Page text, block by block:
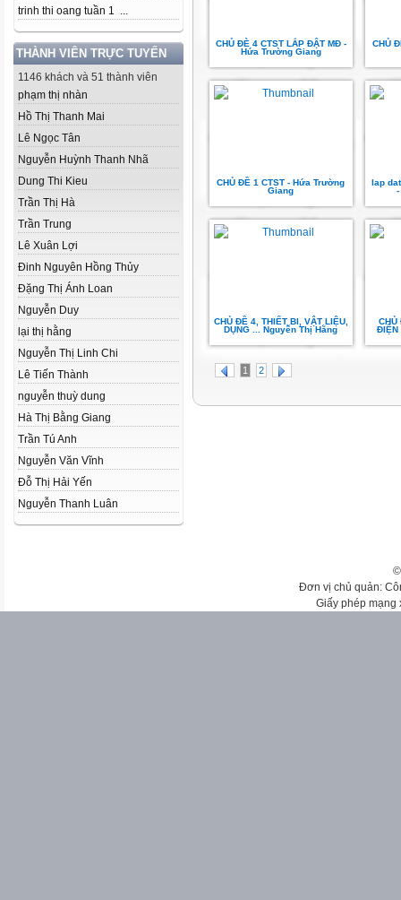
trinh thi oang tuần 1 ...
THÀNH VIÊN TRỰC TUYẾN
1146 khách và 51 thành viên
phạm thị nhàn
Hồ Thị Thanh Mai
Lê Ngọc Tân
Nguyễn Huỳnh Thanh Nhã
Dung Thi Kieu
Trần Thị Hà
Trần Trung
Lê Xuân Lợi
Đinh Nguyên Hồng Thủy
Đặng Thị Ánh Loan
Nguyễn Duy
lại thị hằng
Nguyễn Thị Linh Chi
Lê Tiến Thành
nguyễn thuỳ dung
Hà Thị Bằng Giang
Trần Tú Anh
Nguyễn Văn Vĩnh
Đỗ Thị Hải Yến
Nguyễn Thanh Luân
CHỦ ĐÈ 4 CTST LẮP ĐẬT MĐ -
Hứa Trường Giang
CHỦ
CHỦ ĐỀ 1 CTST - Hứa Trường
Giang
lap
CHỦ ĐỀ 4, THIẾT BI, VẬT LIỆU,
DỤNG ... Nguyễn Thị Hằng
CHỦ
ĐIỆN
1 2
Đơn vị chủ quản:
Giấy phép mạng